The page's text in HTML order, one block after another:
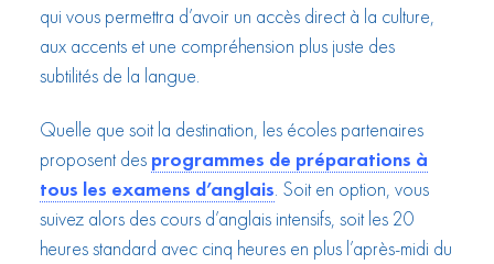
qui vous permettra d’avoir un accès direct à la culture,
aux accents et une compréhension plus juste des
subtilités de la langue.
Quelle que soit la destination, les écoles partenaires
proposent des programmes de préparations à
tous les examens d’anglais. Soit en option, vous
suivez alors des cours d’anglais intensifs, soit les 20
heures standard avec cinq heures en plus l’après-midi du